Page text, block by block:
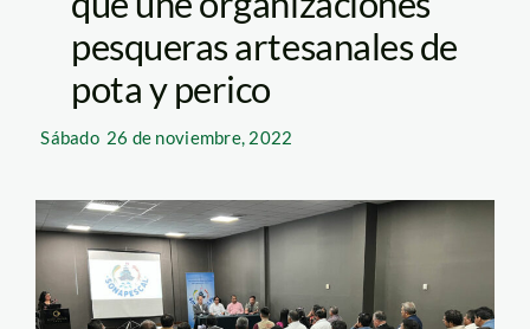
pesqueras artesanales de
pota y perico
Sábado 26 de noviembre, 2022